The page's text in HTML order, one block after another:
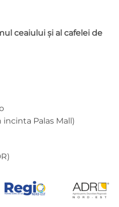
ceaiului și al cafelei de
incinta Palas Mall)